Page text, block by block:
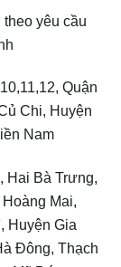
yêu cầu
Quận
Chi, Huyện
Nam
Bà Trưng,
Mai,
Huyện Gia
Đông, Thạch